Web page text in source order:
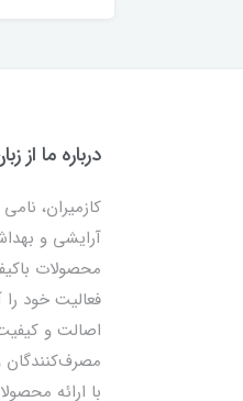
درباره ما
کازمیران،
محصولات
فعالیت خود
اصالت و
مصرف‌کنندگان
با ارائه